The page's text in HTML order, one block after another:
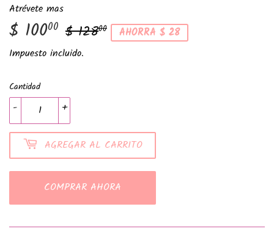
Atrévete mas
$ 10000 $ 12800 Precio
$
Precio
$ AHORRA $ 28
Impuesto incluido.
Cantidad
+
-
AGREGAR AL CARRITO
COMPRAR AHORA